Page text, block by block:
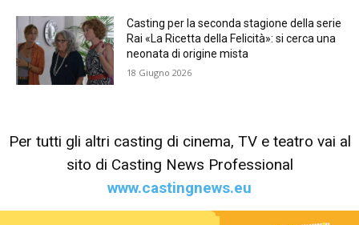
Casting per la seconda stagione della serie
Rai «La Ricetta della Felicità»: si cerca una
neonata di origine mista
18 Giugno 2026
Per tutti gli altri casting di cinema, TV e teatro vai al
sito di Casting News Professional
www.castingnews.eu